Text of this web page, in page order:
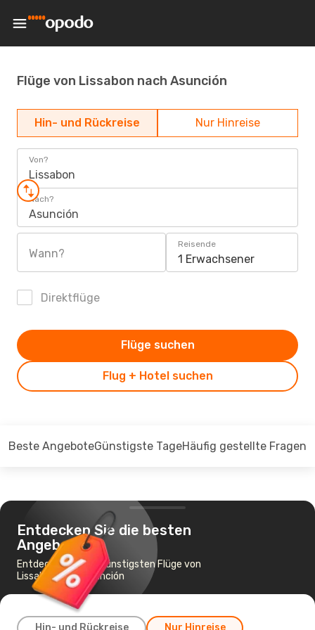
Flüge von Lissabon nach Asunción
Hin- und Rückreise Nur Hinreise
Von?
Lissabon
Nach?
Asunción
Wann?
Reisende
1 Erwachsener
Direktflüge
Flug + Hotel suchen
Flüge suchen
Beste AngeboteGünstigste TageHäufig gestellte Fragen
Entdecken Sie die besten
Angebote
Entdecken Sie die günstigsten Flüge von
Lissabon nach Asunción
Hin- und Rückreise Nur Hinreise